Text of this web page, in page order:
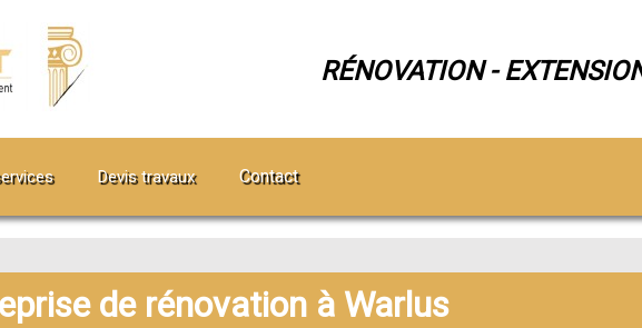
RÉNOVATION -
Devis travaux Contact
de rénovation à Warlus